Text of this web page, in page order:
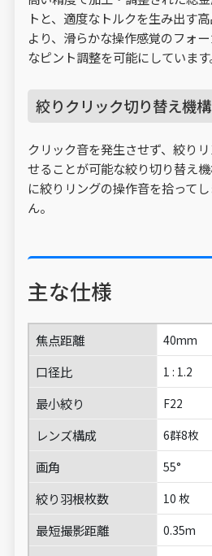
トと、適度なトルクを生み出す
より、滑らかな操作感覚のフォ
なピント調整を可能にしています
絞りクリック切り替え機構
クリック音を発生させず、絞り
せることが可能な絞り切り替え
に絞りリングの操作音を拾って
ん。
主な仕様
焦点距離 40mm
口径比 1 : 1.2
最小絞り F22
レンズ構成 6群8枚
画角 55°
絞り羽根枚数 10 枚
最短撮影距離 0.35m